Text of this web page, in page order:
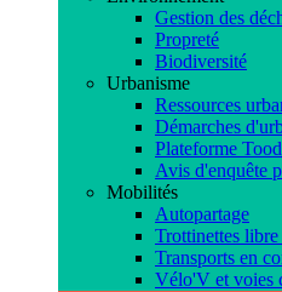
Gestion des
Propreté
Biodiversité
Urbanisme
Ressources
Démarches
Plateforme
Avis d'enquête
Mobilités
Autopartage
Trottinettes libre
Transports en
Vélo'V et voies